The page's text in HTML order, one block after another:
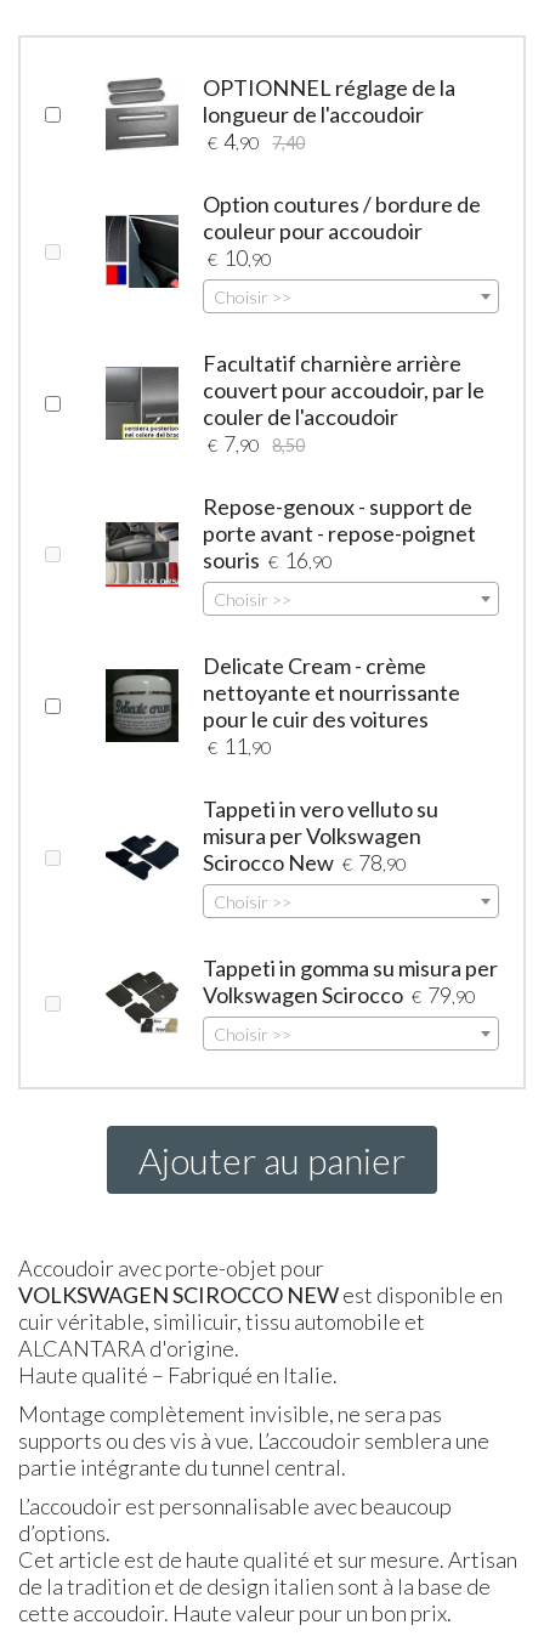
OPTIONNEL réglage de la
longueur de l'accoudoir
€ 4,90 7,40
Option coutures / bordure de
couleur pour accoudoir
€ 10 ,90
Choisir >>
Facultatif charnière arrière
couvert pour accoudoir, par le
couler de l'accoudoir
€ 7 ,90 8,50
Repose-genoux - support de
porte avant - repose-poignet
souris € 16 ,90
Choisir >>
Delicate Cream - crème
nettoyante et nourrissante
pour le cuir des voitures
€ 11 ,90
Tappeti in vero velluto su
misura per Volkswagen
Scirocco New € 78 ,90
Choisir >>
Tappeti in gomma su misura per
Volkswagen Scirocco € 79 ,90
Choisir >>
Ajouter au panier
Accoudoir avec porte-objet pour
VOLKSWAGENSCIROCCO NEWest disponible en
cuir véritable, similicuir, tissu automobile et
ALCANTARA d'origine.
Haute qualité – Fabriqué en Italie.
Montage complètement invisible, ne sera pas
supports ou des vis à vue. L’accoudoir semblera une
partie intégrante du tunnel central.
L’accoudoir est personnalisable avec beaucoup
d’options.
Cet article est de haute qualité et sur mesure. Artisan
de la tradition et de design italien sont à la base de
cette accoudoir. Haute valeur pour un bon prix.